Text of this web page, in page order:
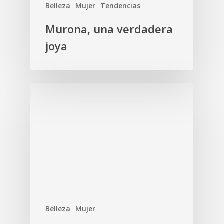
Belleza Mujer Tendencias
Murona, una verdadera
joya
Belleza Mujer